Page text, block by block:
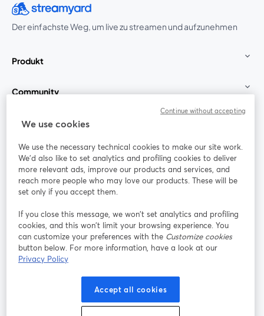
Der einfachste Weg, um live zu streamen und aufzunehmen
Produkt
Community
StreamYard für
Mitmachen
Webinar Facebook
wird in einem neuen Tab geöffnet
X (Twitter)
wird in einem neuen Tab geöffnet
Nutzungsbedingungen
wird in einem neuen Tab geöffnet
Datenschutzrichtlinie
wird in einem neuen Tab geöffnet
Cookie-Richtlinie
Cookie-Einstellungen Hilfe-Center
We use cookies
We use the necessary technical cookies to make our site work.
We'd also like to set analytics and profiling cookies to deliver
more relevant ads, improve our products and services, and
reach more people who may love our products. These will be
set only if you accept them.
If you close this message, we won’t set analytics and profiling
cookies, and this won’t limit your browsing experience. You
can customize your preferences with the Customize cookies
button below. For more information, have a look at our
Privacy Policy
Accept all cookies
Continue without accepting